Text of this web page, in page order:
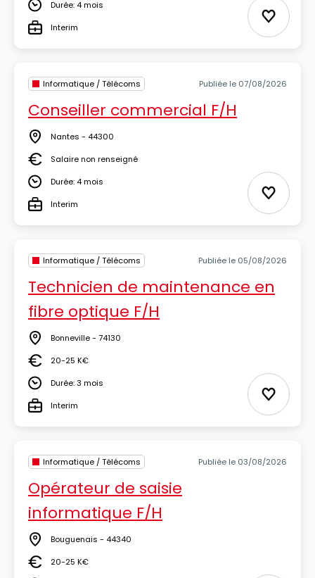
DuréeDurée: 4 mois
TypeInterim Ajouter
Informatique / Télécoms Publiée le 07/08/2026
Conseiller commercial F/H
Lieu Nantes - 44300
SalaireSalaire non renseigné
DuréeDurée: 4 mois
TypeInterim Ajouter
Informatique / Télécoms Publiée le 05/08/2026
Technicien de maintenance en
fibre optique F/H
Lieu Bonneville - 74130
Salaire20-25 K€
DuréeDurée: 3 mois
TypeInterim Ajouter
Informatique / Télécoms Publiée le 03/08/2026
Opérateur de saisie
informatique F/H
Lieu Bouguenais - 44340
Salaire20-25 K€